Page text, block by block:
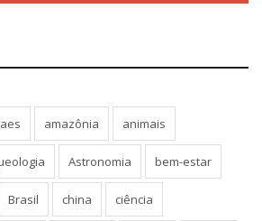
amazônia animais
Astronomia bem-estar
Brasil china ciência